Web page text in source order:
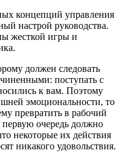
концепций управления
настрой руководства.
жесткой игры и
должен следовать
поступать с
к вам. Поэтому
эмоциональности, то
превратить в рабочий
очередь должно
некоторые их действия
никакого удовольствия.